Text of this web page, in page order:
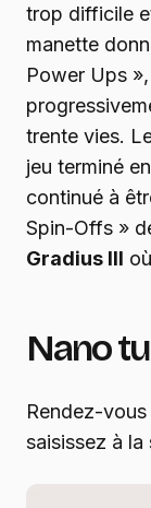
trop difficile
manette
Power Ups
trente vies.
jeu terminé
continué à
Spin-Offs »
Gradius III
Nano
Rendez-
saisissez à la